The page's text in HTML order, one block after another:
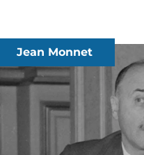
Jean Monnet